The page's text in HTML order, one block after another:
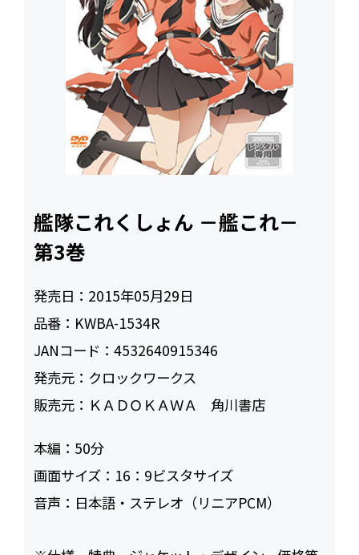
艦隊これくしょん －艦これ－
第3巻
発売日： 2015年05月29日
品番： KWBA-1534R
JANコード：4532640915346
発売元： クロックワークス
販売元： ＫＡＤＯＫＡＷＡ 角川書店
本編： 50
画面サイズ： 16：9ビスタサイズ
音声： 日本語・ステレオ（リニアPCM）